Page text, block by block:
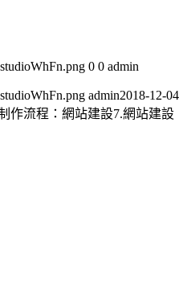
0 0 admin
admin2018-12-04
作流程：網站建設7.網站建設